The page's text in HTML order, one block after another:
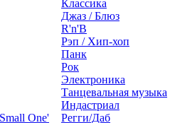
Классика
Джаз / Блюз
R'n'B
Рэп / Хип-хоп
Панк
Рок
Электроника
Танцевальная музыка
Индастриал
Регги/Даб